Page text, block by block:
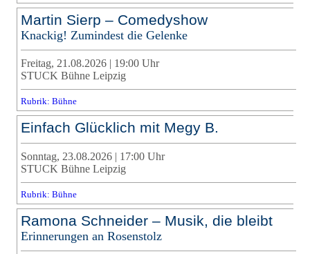
Martin Sierp – Comedyshow
Knackig! Zumindest die Gelenke
Freitag, 21.08.2026 | 19:00 Uhr
STUCK Bühne Leipzig
Rubrik: Bühne
Einfach Glücklich mit Megy B.
Sonntag, 23.08.2026 | 17:00 Uhr
STUCK Bühne Leipzig
Rubrik: Bühne
Ramona Schneider – Musik, die bleibt
Erinnerungen an Rosenstolz